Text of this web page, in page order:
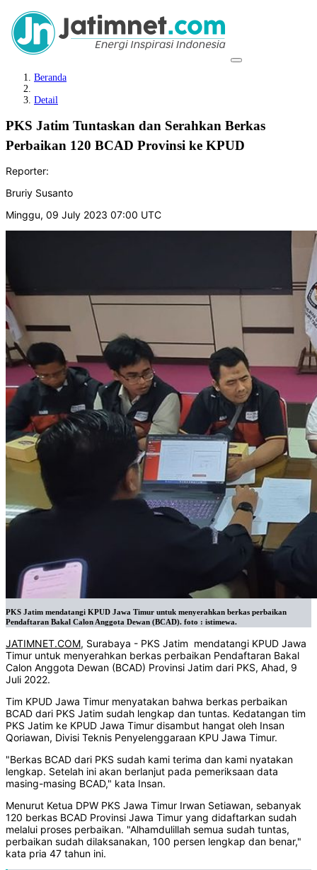
Beranda
Detail
PKS Jatim Tuntaskan dan Serahkan Berkas
Perbaikan 120 BCAD Provinsi ke KPUD
Reporter:
Bruriy Susanto
Minggu, 09 July 2023 07:00 UTC
PKS Jatim mendatangi KPUD Jawa Timur untuk menyerahkan berkas perbaikan
Pendaftaran Bakal Calon Anggota Dewan (BCAD). foto : istimewa.
JATIMNET.COM, Surabaya - PKS Jatim mendatangi KPUD Jawa
Timur untuk menyerahkan berkas perbaikan Pendaftaran Bakal
Calon Anggota Dewan (BCAD) Provinsi Jatim dari PKS, Ahad, 9
Juli 2022.
Tim KPUD Jawa Timur menyatakan bahwa berkas perbaikan
BCAD dari PKS Jatim sudah lengkap dan tuntas. Kedatangan tim
PKS Jatim ke KPUD Jawa Timur disambut hangat oleh Insan
Qoriawan, Divisi Teknis Penyelenggaraan KPU Jawa Timur.
"Berkas BCAD dari PKS sudah kami terima dan kami nyatakan
lengkap. Setelah ini akan berlanjut pada pemeriksaan data
masing-masing BCAD," kata Insan.
Menurut Ketua DPW PKS Jawa Timur Irwan Setiawan, sebanyak
120 berkas BCAD Provinsi Jawa Timur yang didaftarkan sudah
melalui proses perbaikan. "Alhamdulillah semua sudah tuntas,
perbaikan sudah dilaksanakan, 100 persen lengkap dan benar,"
kata pria 47 tahun ini.